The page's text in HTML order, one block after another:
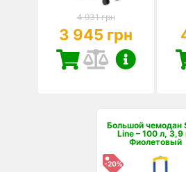
4 931 грн
3 945 грн
Большой чемодан
Line – 100 л, 3,9
Фиолетовый
-20%